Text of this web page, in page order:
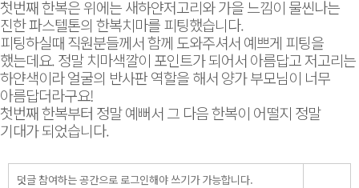
첫번째 한복은 위에는 새하얀저고리와 가을 느낌이 물씬나는
진한 파스텔톤의 한복치마를 피팅했습니다.
피팅하실때 직원분들께서 함께 도와주셔서 예쁘게 피팅을
했는데요. 정말 치마색깔이 포인트가 되어서 아름답고 저고리는
하얀색이라 얼굴의 반사판 역할을 해서 양가 부모님이 너무
아름답더라구요!
첫번째 한복부터 정말 예뻐서 그 다음 한복이 어떨지 정말
기대가 되었습니다.